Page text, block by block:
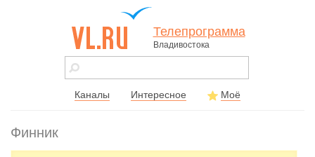
vl.ru - сайт
города
Телепрограмма
Владивостока
Каналы Интересное Моё
Финник